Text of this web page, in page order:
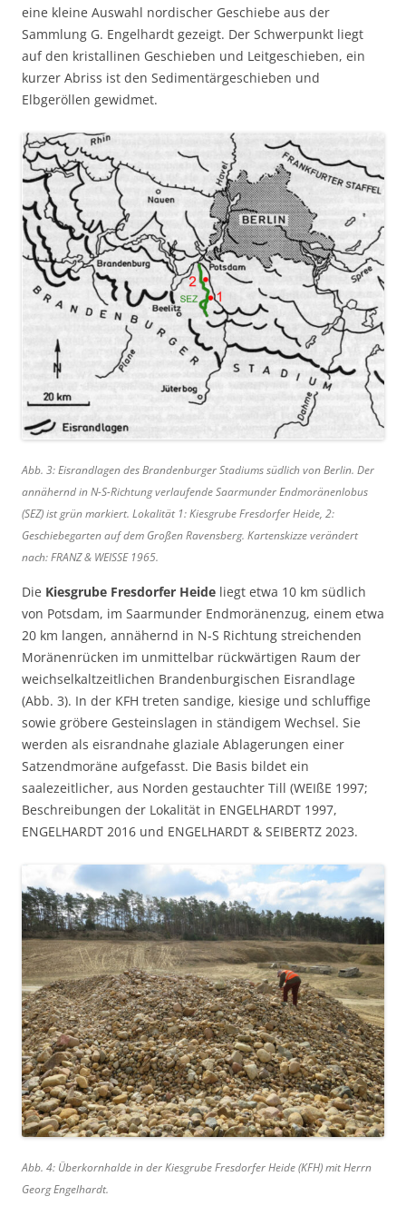
eine kleine Auswahl nordischer Geschiebe aus der
Sammlung G. Engelhardt gezeigt. Der Schwerpunkt liegt
auf den kristallinen Geschieben und Leitgeschieben, ein
kurzer Abriss ist den Sedimentärgeschieben und
Elbgeröllen gewidmet.
Abb. 3: Eisrandlagen des Brandenburger Stadiums südlich von Berlin. Der
annähernd in N-S-Richtung verlaufende Saarmunder Endmoränenlobus
(SEZ) ist grün markiert. Lokalität 1: Kiesgrube Fresdorfer Heide, 2:
Geschiebegarten auf dem Großen Ravensberg. Kartenskizze verändert
nach: FRANZ & WEISSE 1965.
Die Kiesgrube Fresdorfer Heide liegt etwa 10 km südlich
von Potsdam, im Saarmunder Endmoränenzug, einem etwa
20 km langen, annähernd in N-S Richtung streichenden
Moränenrücken im unmittelbar rückwärtigen Raum der
weichselkaltzeitlichen Brandenburgischen Eisrandlage
(Abb. 3). In der KFH treten sandige, kiesige und schluffige
sowie gröbere Gesteinslagen in ständigem Wechsel. Sie
werden als eisrandnahe glaziale Ablagerungen einer
Satzendmoräne aufgefasst. Die Basis bildet ein
saalezeitlicher, aus Norden gestauchter Till (WEIßE 1997;
Beschreibungen der Lokalität in ENGELHARDT 1997,
ENGELHARDT 2016 und ENGELHARDT & SEIBERTZ 2023.
Abb. 4: Überkornhalde in der Kiesgrube Fresdorfer Heide (KFH) mit Herrn
Georg Engelhardt.